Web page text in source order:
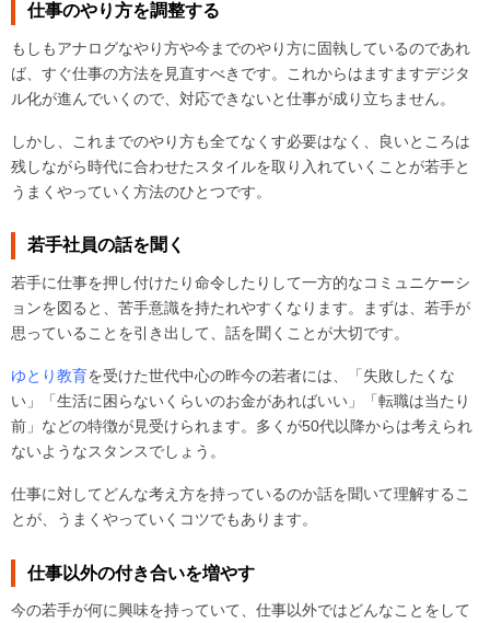
仕事のやり方を調整する
もしもアナログなやり方や今までのやり方に固執しているのであれ
ば、すぐ仕事の方法を見直すべきです。これからはますますデジタ
ル化が進んでいくので、対応できないと仕事が成り立ちません。
しかし、これまでのやり方も全てなくす必要はなく、良いところは
残しながら時代に合わせたスタイルを取り入れていくことが若手と
うまくやっていく方法のひとつです。
若手社員の話を聞く
若手に仕事を押し付けたり命令したりして一方的なコミュニケーシ
ョンを図ると、苦手意識を持たれやすくなります。まずは、若手が
思っていることを引き出して、話を聞くことが大切です。
ゆとり教育を受けた世代中心の昨今の若者には、「失敗したくな
い」「生活に困らないくらいのお金があればいい」「転職は当たり
前」などの特徴が見受けられます。多くが50代以降からは考えられ
ないようなスタンスでしょう。
仕事に対してどんな考え方を持っているのか話を聞いて理解するこ
とが、うまくやっていくコツでもあります。
仕事以外の付き合いを増やす
今の若手が何に興味を持っていて、仕事以外ではどんなことをして